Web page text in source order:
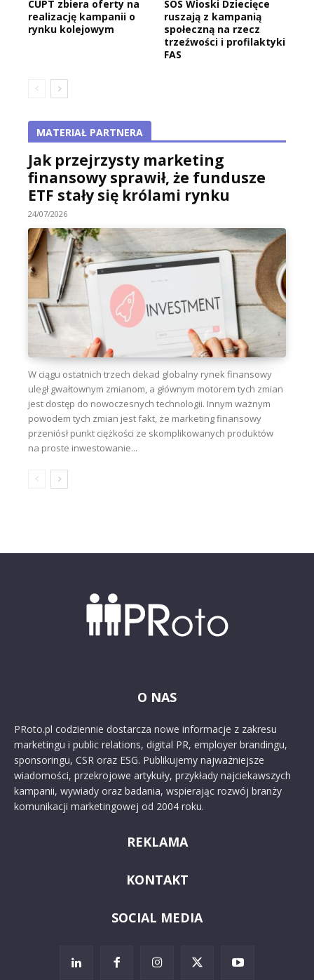
CUPT zbiera oferty na
realizację kampanii o
rynku kolejowym
SOS Wioski Dziecięce
ruszają z kampanią
społeczną na rzecz
trzeźwości i profilaktyki
FAS
MATERIAŁ PARTNERA
Jak przejrzysty marketing
finansowy sprawił, że fundusze
ETF stały się królami rynku
24/07/2026
W ciągu ostatnich trzech dekad globalny rynek finansowy
uległ gwałtownym zmianom, a głównym motorem tych zmian
jest dostęp do nowoczesnych technologii. Innym ważnym
powodem tych zmian jest fakt, że marketing finansowy
przeniósł punkt ciężkości ze skomplikowanych produktów
na proste inwestowanie...
O NAS
PRoto.pl codziennie dostarcza nowe informacje z zakresu
marketingu i public relations, digital PR, employer brandingu,
sponsoringu, CSR oraz ESG. Publikujemy najważniejsze
wiadomości, przekrojowe artykuły, przykłady najciekawszych
kampanii, wywiady oraz badania, wspierając rozwój branży
komunikacji marketingowej od 2004 roku.
REKLAMA
KONTAKT
SOCIAL MEDIA